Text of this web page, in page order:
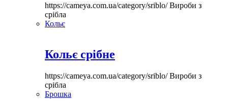
https://cameya.com.ua/category/sriblo/Вироби з
срібла
Кольє
Кольє срібне
https://cameya.com.ua/category/sriblo/Вироби з
срібла
Брошка